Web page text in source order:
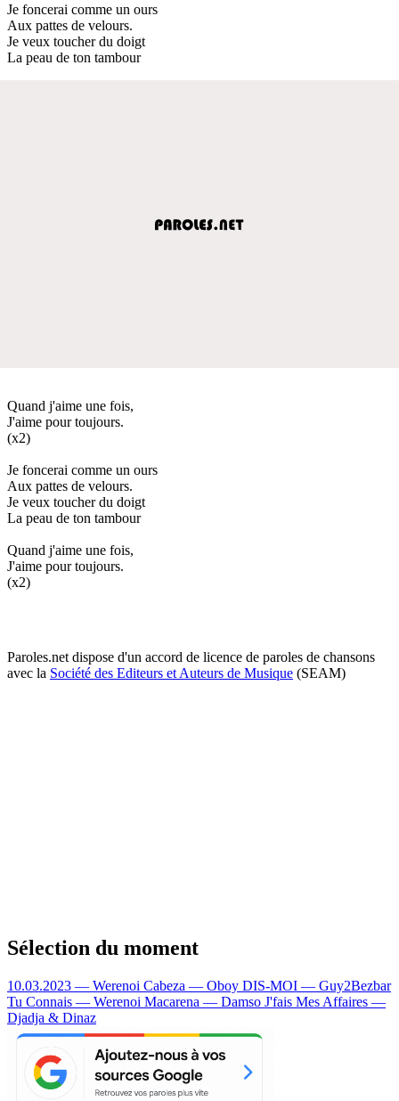
Je foncerai comme un ours
Aux pattes de velours.
Je veux toucher du doigt
La peau de ton tambour
Quand j'aime une fois,
J'aime pour toujours.
(x2)
Je foncerai comme un ours
Aux pattes de velours.
Je veux toucher du doigt
La peau de ton tambour
Quand j'aime une fois,
J'aime pour toujours.
(x2)
Paroles.net dispose d'un accord de licence de paroles de chansons
avec la Société des Editeurs et Auteurs de Musique (SEAM)
Sélection du moment
10.03.2023 — Werenoi Cabeza — Oboy DIS-MOI — Guy2Bezbar
Tu Connais — Werenoi Macarena — Damso J'fais Mes Affaires —
Djadja & Dinaz